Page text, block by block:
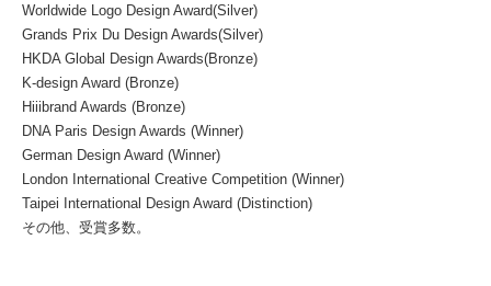
Worldwide Logo Design Award(Silver)
Grands Prix Du Design Awards(Silver)
HKDA Global Design Awards(Bronze)
K-design Award (Bronze)
Hiiibrand Awards (Bronze)
DNA Paris Design Awards (Winner)
German Design Award (Winner)
London International Creative Competition (Winner)
Taipei International Design Award (Distinction)
その他、受賞多数。